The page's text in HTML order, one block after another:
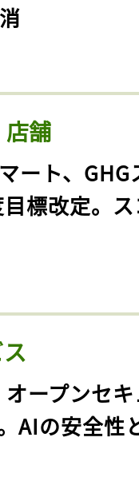
舗
ート、GHG
標改定。
オープンセ
AIの安全性
グインが必
ログイン